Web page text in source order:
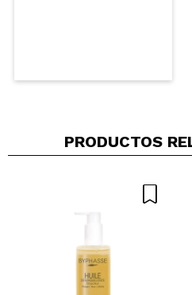
PRODUCTOS